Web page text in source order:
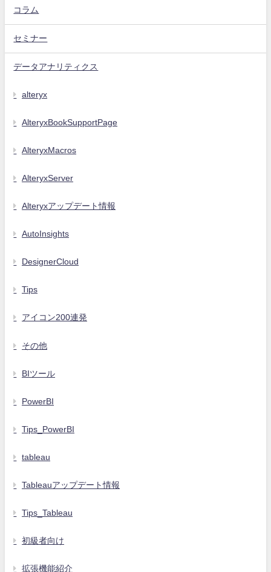
コラム
セミナー
データアナリティクス
alteryx
AlteryxBookSupportPage
AlteryxMacros
AlteryxServer
Alteryxアップデート情報
AutoInsights
DesignerCloud
Tips
アイコン200連発
その他
BIツール
PowerBI
Tips_PowerBI
tableau
Tableauアップデート情報
Tips_Tableau
初級者向け
拡張機能紹介